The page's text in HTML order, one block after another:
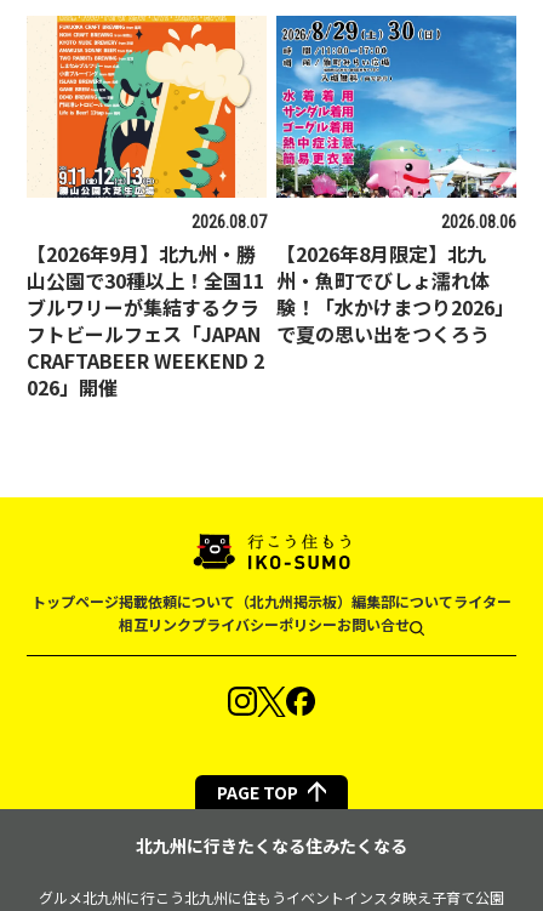
2026.08.07
【2026年9月】北九州・勝
山公園で30種以上！全国11
ブルワリーが集結するクラ
フトビールフェス「JAPAN
CRAFTABEER WEEKEND 2
026」開催
2026.08.06
【2026年8月限定】北九
州・魚町でびしょ濡れ体
験！「水かけまつり2026」
で夏の思い出をつくろう
トップページ掲載依頼について（北九州掲示板） 編集部についてライター
相互リンクプライバシーポリシーお問い合せ
PAGE TOP
北九州に行きたくなる住みたくなる
グルメ北九州に行こう北九州に住もうイベントインスタ映え 子育て公園